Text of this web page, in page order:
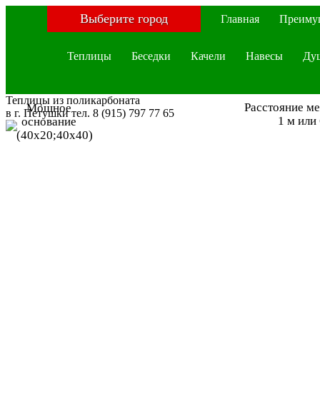
Выберите город Главная
Теплицы Беседки Качели Навесы
Теплицы из поликарбоната
в г. Петушки тел. 8 (915) 797 77 65
Мощное
основание
(40х20;40х40)
Расстояние
1 м или